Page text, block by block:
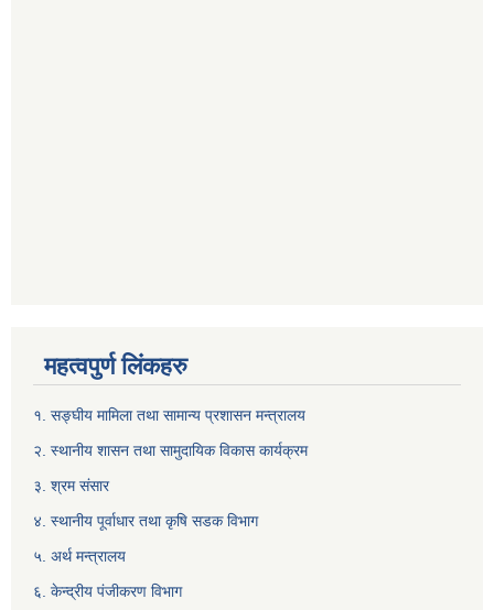
महत्वपुर्ण लिंकहरु
१. सङ्घीय मामिला तथा सामान्य प्रशासन मन्त्रालय
२. स्थानीय शासन तथा सामुदायिक विकास कार्यक्रम
३. श्रम संसार
४. स्थानीय पूर्वाधार तथा कृषि सडक विभाग
५. अर्थ मन्त्रालय
६. केन्द्रीय पंजीकरण विभाग